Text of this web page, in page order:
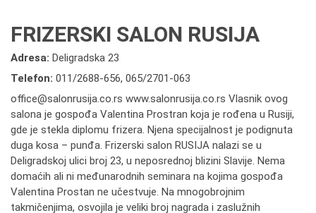
FRIZERSKI SALON RUSIJA
Adresa: Deligradska 23
Telefon: 011/2688-656, 065/2701-063
office@salonrusija.co.rs www.salonrusija.co.rs Vlasnik ovog
salona je gospođa Valentina Prostran koja je rođena u Rusiji,
gde je stekla diplomu frizera. Njena specijalnost je podignuta
duga kosa – punđa. Frizerski salon RUSIJA nalazi se u
Deligradskoj ulici broj 23, u neposrednoj blizini Slavije. Nema
domaćih ali ni međunarodnih seminara na kojima gospođa
Valentina Prostan ne učestvuje. Na mnogobrojnim
takmičenjima, osvojila je veliki broj nagrada i zaslužnih